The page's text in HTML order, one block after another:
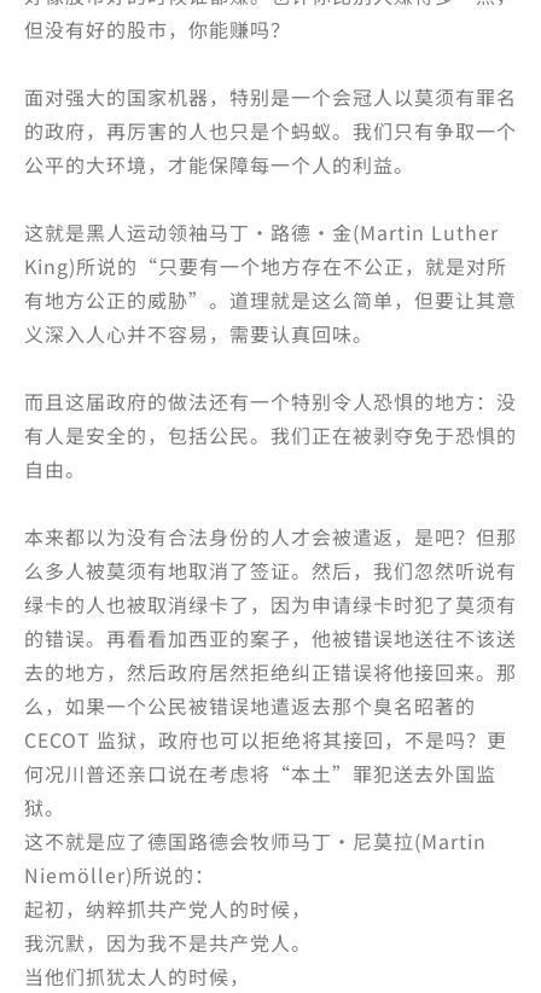
但没有好的股市，你能赚吗？
面对强大的国家机器，特别是一个会冠人以莫须有罪名
的政府，再厉害的人也只是个蚂蚁。我们只有争取一个
公平的大环境，才能保障每一个人的利益。
这就是黑人运动领袖马丁·路德·金(Martin Luther
King)所说的“只要有一个地方存在不公正，就是对所
有地方公正的威胁”。道理就是这么简单，但要让其意
义深入人心并不容易，需要认真回味。
而且这届政府的做法还有一个特别令人恐惧的地方：没
有人是安全的，包括公民。我们正在被剥夺免于恐惧的
自由。
本来都以为没有合法身份的人才会被遣返，是吧？但那
么多人被莫须有地取消了签证。然后，我们忽然听说有
绿卡的人也被取消绿卡了，因为申请绿卡时犯了莫须有
的错误。再看看加西亚的案子，他被错误地送往不该送
去的地方，然后政府居然拒绝纠正错误将他接回来。那
么，如果一个公民被错误地遣返去那个臭名昭著的
CECOT 监狱，政府也可以拒绝将其接回，不是吗？更
何况川普还亲口说在考虑将“本土”罪犯送去外国监
狱。
这不就是应了德国路德会牧师马丁·尼莫拉(Martin
Niemöller)所说的：
起初，纳粹抓共产党人的时候，
我沉默，因为我不是共产党人。
当他们抓犹太人的时候，